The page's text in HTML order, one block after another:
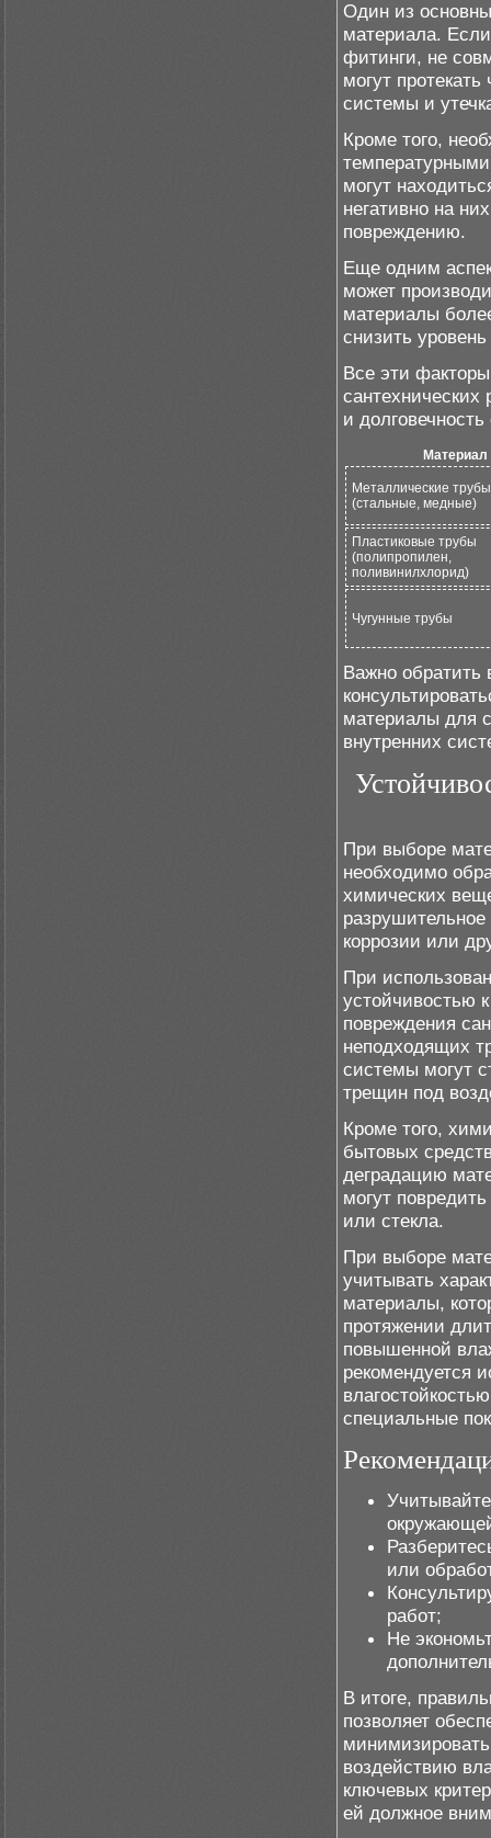
Один из
материала.
фитинги, не
могут
системы и
Кроме того,
могут
негативно на
повреждению.
Еще одним
может
материалы
снизить
Все эти
сантехнических
и
Материал
Металлические трубы
(стальные, медные)
Пластиковые трубы
(полипропилен,
поливинилхлорид)
Чугунные трубы
Важно обратить
материалы для
внутренних
При выборе
необходимо
химических
коррозии или
При
устойчивостью
повреждения
неподходящих
системы могут
трещин под
Кроме того,
бытовых
деградацию
могут
или стекла.
При выборе
учитывать
материалы,
протяжении
повышенной
рекомендуется
специальные
или
работ;
Не
В итоге,
позволяет
воздействию
ключевых
ей должное